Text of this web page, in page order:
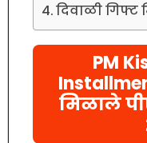
दिवाळी गिफ्ट
PM
मिळाले